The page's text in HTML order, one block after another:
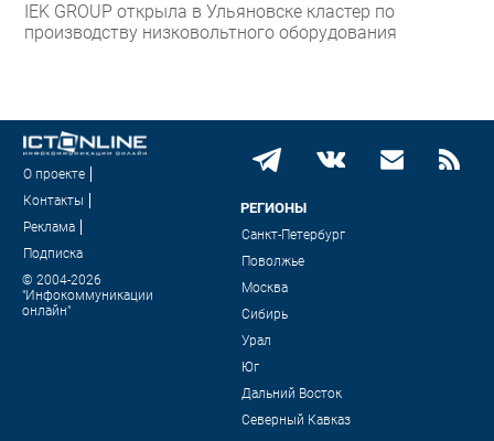
IEK GROUP открыла в Ульяновске кластер по
производству низковольтного оборудования
О проекте
Контакты
Реклама
Подписка
© 2004-2026
"Инфокоммуникации
онлайн"
РЕГИОНЫ
Санкт-Петербург
Поволжье
Москва
Сибирь
Урал
Юг
Дальний Восток
Северный Кавказ